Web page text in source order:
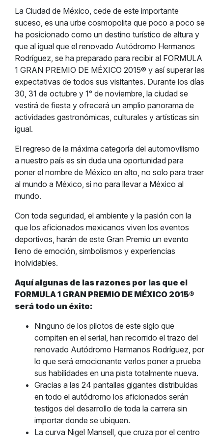
La Ciudad de México, cede de este importante
suceso, es una urbe cosmopolita que poco a poco se
ha posicionado como un destino turístico de altura y
que al igual que el renovado Autódromo Hermanos
Rodríguez, se ha preparado para recibir al FORMULA
1 GRAN PREMIO DE MÉXICO 2015® y así superar las
expectativas de todos sus visitantes. Durante los días
30, 31 de octubre y 1° de noviembre, la ciudad se
vestirá de fiesta y ofrecerá un amplio panorama de
actividades gastronómicas, culturales y artísticas sin
igual.
El regreso de la máxima categoría del automovilismo
a nuestro país es sin duda una oportunidad para
poner el nombre de México en alto, no solo para traer
al mundo a México, si no para llevar a México al
mundo.
Con toda seguridad, el ambiente y la pasión con la
que los aficionados mexicanos viven los eventos
deportivos, harán de este Gran Premio un evento
lleno de emoción, simbolismos y experiencias
inolvidables.
Aquí algunas de las razones por las que el
FORMULA 1 GRAN PREMIO DE MÉXICO 2015®
será todo un éxito:
Ninguno de los pilotos de este siglo que
compiten en el serial, han recorrido el trazo del
renovado Autódromo Hermanos Rodríguez, por
lo que será emocionante verlos poner a prueba
sus habilidades en una pista totalmente nueva.
Gracias a las 24 pantallas gigantes distribuidas
en todo el autódromo los aficionados serán
testigos del desarrollo de toda la carrera sin
importar donde se ubiquen.
La curva Nigel Mansell, que cruza por el centro